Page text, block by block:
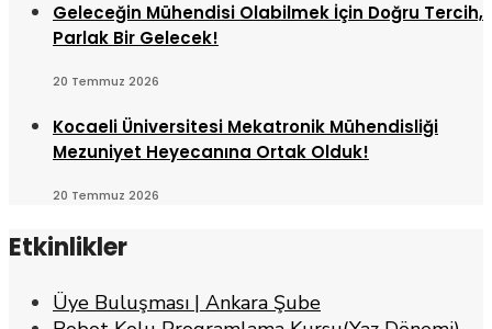
Geleceğin Mühendisi Olabilmek İçin Doğru Tercih,
Parlak Bir Gelecek!
20 Temmuz 2026
Kocaeli Üniversitesi Mekatronik Mühendisliği
Mezuniyet Heyecanına Ortak Olduk!
20 Temmuz 2026
Etkinlikler
Üye Buluşması | Ankara Şube